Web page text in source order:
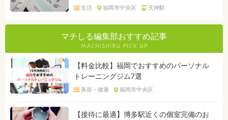
生活 福岡市中央区 天神駅
マチしる編集部おすすめ記事
【料金比較】福岡でおすすめのパーソナル
トレーニングジム7選
美容・健康 福岡市中央区
【接待に最適】博多駅近くの個室完備のお